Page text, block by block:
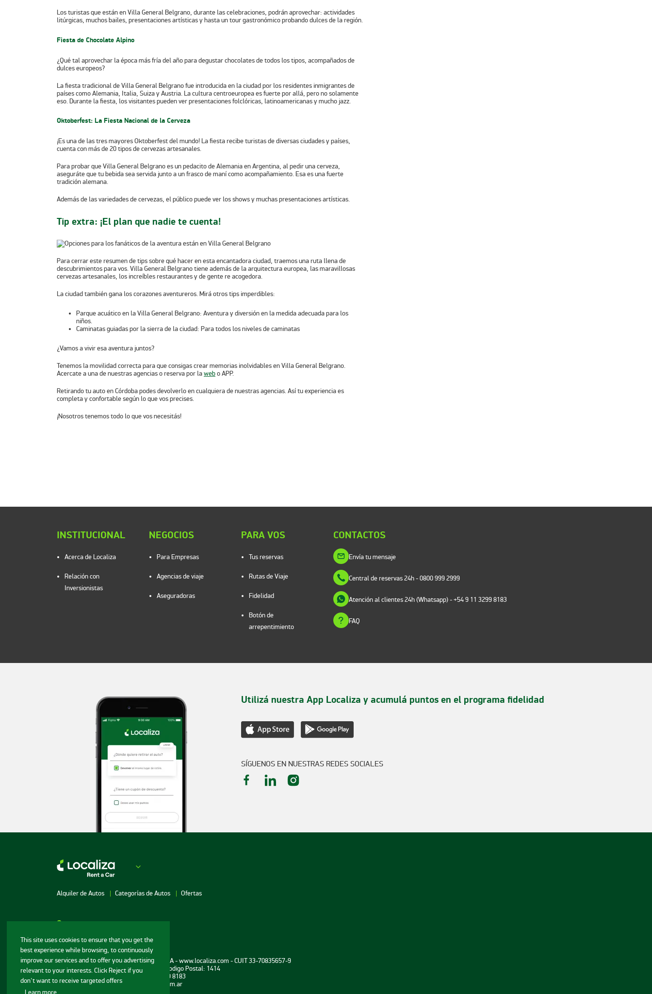
This site uses cookies to ensure that you get the
best experience while browsing, to continuously
improve our services and to offer you advertising
relevant to your interests. Click Reject if you
don't want to receive targeted offers
Los turistas que están enVilla General Belgrano, durante las celebraciones, podrán aprovechar: actividades
litúrgicas, muchos bailes, presentaciones artísticas y hasta un tour gastronómico probando dulces de la región.
Fiesta de Chocolate Alpino
¿Qué tal aprovechar la época más fría del año para degustar chocolates de todos los tipos, acompañados de
dulces europeos?
La fiesta tradicional deVilla General Belgranofue introducida en la ciudad por los residentes inmigrantes de
países como Alemania, Italia, Suiza y Austria. La cultura centroeuropea es fuerte por allá, pero no solamente
eso. Durante la fiesta, los visitantes pueden ver presentaciones folclóricas, latinoamericanas y mucho jazz.
Oktoberfest: La Fiesta Nacional de la Cerveza
¡Es una de las tres mayores Oktoberfest del mundo! La fiesta recibe turistas de diversas ciudades y países,
cuenta con más de 20 tipos de cervezas artesanales.
Para probar queVilla General Belgranoes un pedacito de Alemania en Argentina, al pedir una cerveza,
aseguráte que tu bebida sea servida junto a un frasco de maní como acompañamiento. Esa es una fuerte
tradición alemana.
Además de las variedades de cervezas, el público puede ver los shows y muchas presentaciones artísticas.
Tip extra: ¡El plan que nadie te cuenta!
Para cerrar este resumen de tips sobrequé hacer en esta encantadora ciudad, traemos una ruta llena de
descubrimientos para vos.Villa General Belgranotiene además de la arquitectura europea, las maravillosas
cervezas artesanales, los increíbles restaurantes y de gente re acogedora.
La ciudad también gana los corazones aventureros. Mirá otros tips imperdibles:
Parque acuático en la Villa General Belgrano: Aventura y diversión en la medida adecuada para los
niños.
Caminatas guiadas por la sierra de la ciudad: Para todos los niveles de caminatas
¿Vamos a vivir esa aventura juntos?
Tenemos la movilidad correcta para que consigas crearmemorias inolvidables en Villa General Belgrano.
Acercate a una de nuestras agencias o reserva por lawebo APP.
Retirando tu auto en Córdoba podes devolverlo en cualquiera de nuestras agencias. Así tu experiencia es
completa y confortable según lo que vos precises.
¡Nosotros tenemos todo lo que vos necesitás!
INSTITUCIONAL
Acerca de Localiza
Relación con
Inversionistas
NEGOCIOS
Para Empresas
Agencias de viaje
Aseguradoras
PARA VOS
Tus reservas
Rutas de Viaje
Fidelidad
Botón de
arrepentimiento
CONTACTOS
Envía tu mensaje
Central de reservas 24h- 0800 999 2999
Atención al clientes 24h (Whatsapp)- +54 9 11 3299 8183
FAQ
Utilizá nuestra App Localiza y acumulá puntos en el programa fidelidad
SÍGUENOS EN NUESTRAS REDES SOCIALES
Alquiler de Autos Categorías de Autos Ofertas
Red de agencias
Alquiler de Autos en Buenos
Aires
Alquiler de Autos en Córdoba
Alquiler de Autos en Bahia
Blanca
Alquiler de Autos en Bariloche
Informaciones al consumidor: Serviaut S.A - www.localiza.com - CUIT 33-70835657-9
Sede: Honduras 4210 CABA. Argentina. Codigo Postal: 1414
Teléfonos: 0800 999 2999 - +54 9 11 3299 8183
Correo electrónico: reservas@localiza.com.ar